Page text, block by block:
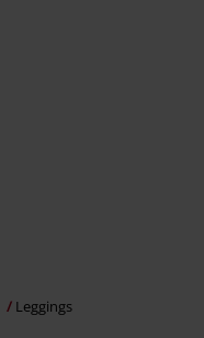
Leggings